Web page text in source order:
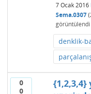
7 Ocak 2016
Sema.0307 (
görüntülendi
denklik-
0
0